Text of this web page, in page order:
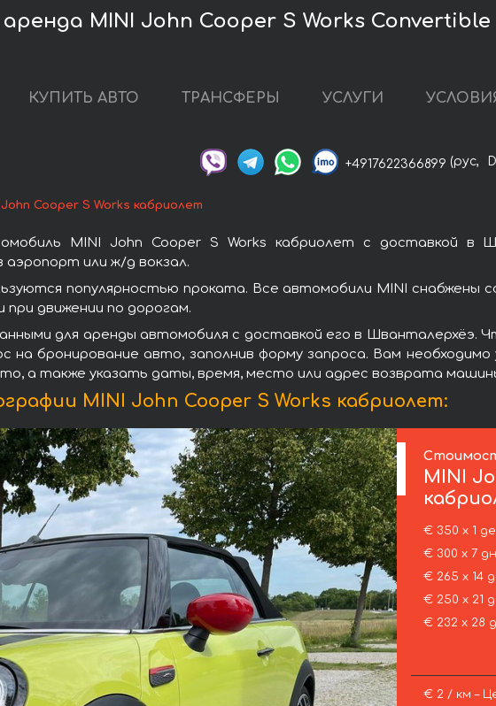
MINI John Cooper S Works Convertible
КУПИТЬ АВТО ТРАНСФЕРЫ УСЛУГИ
+4917622366899 (рус,
Cooper S Works кабриолет
MINI John Cooper S Works кабриолет с доставкой в
или ж/д вокзал.
популярностью проката. Все автомобили MINI снабжены
движении по дорогам.
для аренды автомобиля с доставкой его в Шванталерхёэ.
на бронирование авто, заполнив форму запроса. Вам
а также указать даты, время, место или адрес возврата
MINI John Cooper S Works кабриолет:
MINI
€ 350 х 1
€ 300 х 7
€ 265 х 14
€ 250 х 21
€ 232 х 28
€ 2 / км –